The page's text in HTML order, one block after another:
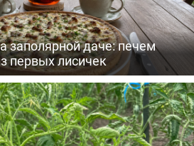
заполярной даче: печем
первых лисичек